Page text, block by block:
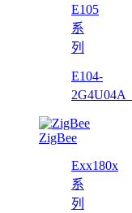
E105
系
列
E104-
2G4U04A
ZigBee
Exx180x
系
列